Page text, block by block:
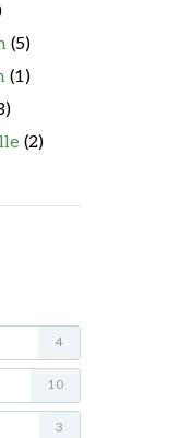
(5)
(1)
(2)
4
10
3